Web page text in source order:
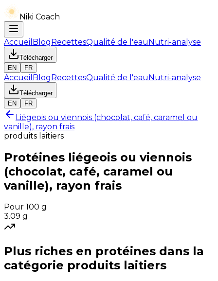
Niki Coach
Accueil BlogRecettesQualité de l'eauNutri-analyse
Télécharger
EN
FR
Accueil BlogRecettesQualité de l'eauNutri-analyse
Télécharger
EN
FR
Liégeois ou viennois (chocolat, café, caramel ou
vanille), rayon frais
produits laitiers
Protéines liégeois ou viennois
(chocolat, café, caramel ou
vanille), rayon frais
Pour 100 g
3.09 g
Plus riches en protéines dans la
catégorie produits laitiers